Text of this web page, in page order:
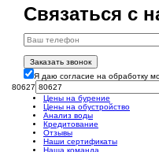
Связаться с
Заказать звонок
Я даю согласие на обработку
80627
Цены на бурение
Цены на обустройство
Анализ воды
Кредитование
Отзывы
Наши сертификаты
Наша команда